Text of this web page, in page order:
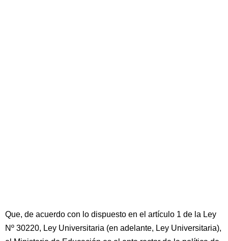
Que, de acuerdo con lo dispuesto en el artículo 1 de la Ley
Nº 30220, Ley Universitaria (en adelante, Ley Universitaria),